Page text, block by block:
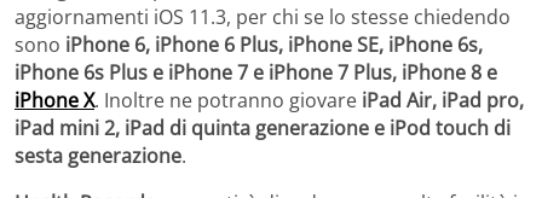
aggiornamenti iOS 11.3, per chi se lo stesse chiedendo
sono iPhone 6, iPhone 6 Plus, iPhone SE, iPhone 6s,
iPhone 6s Plus e iPhone 7 e iPhone 7 Plus, iPhone 8 e
iPhone X. Inoltre ne potranno giovare iPad Air, iPad pro,
iPad mini 2, iPad di quinta generazione e iPod touch di
sesta generazione.